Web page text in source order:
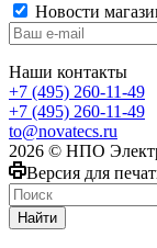
Новости
Наши контакты
+7 (495) 260-11-49
+7 (495) 260-11-49
to@novatecs.ru
2026 © НПО
Версия для
Найти